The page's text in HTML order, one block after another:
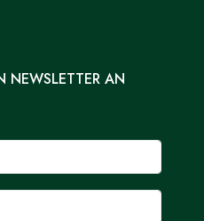
NEWSLETTER AN